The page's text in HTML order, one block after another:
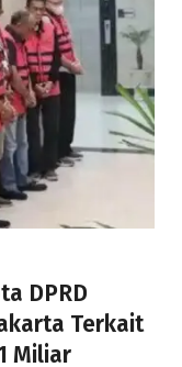
DPRD
Terkait
Miliar